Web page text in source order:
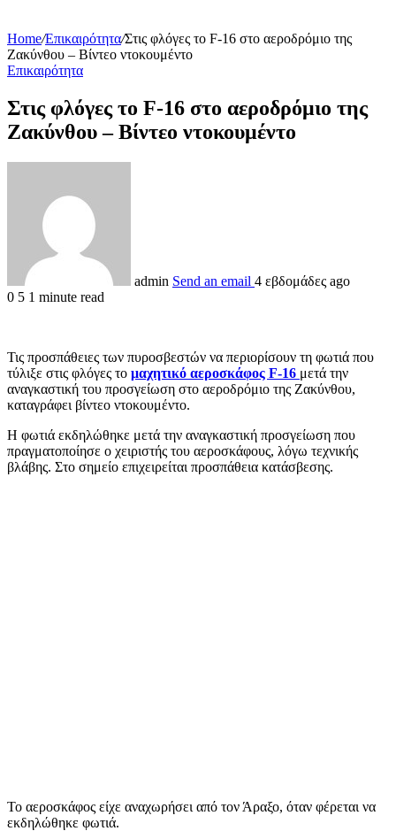
Home/Επικαιρότητα/Στις φλόγες το F-16 στο αεροδρόμιο της
Ζακύνθου – Βίντεο ντοκουμέντο
Επικαιρότητα
Στις φλόγες το F-16 στο αεροδρόμιο της
Ζακύνθου – Βίντεο ντοκουμέντο
admin Send an email 4 εβδομάδες ago
0 5 1 minute read
Τις προσπάθειες των πυροσβεστών να περιορίσουν τη φωτιά που
τύλιξε στις φλόγες το μαχητικό αεροσκάφος F-16 μετά την
αναγκαστική του προσγείωση στο αεροδρόμιο της Ζακύνθου,
καταγράφει βίντεο ντοκουμέντο.
Η φωτιά εκδηλώθηκε μετά την αναγκαστική προσγείωση που
πραγματοποίησε ο χειριστής του αεροσκάφους, λόγω τεχνικής
βλάβης. Στο σημείο επιχειρείται προσπάθεια κατάσβεσης.
Το αεροσκάφος είχε αναχωρήσει από τον Άραξο, όταν φέρεται να
εκδηλώθηκε φωτιά.